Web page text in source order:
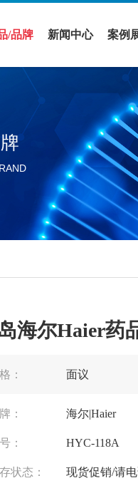
/品牌 新闻中心
公司新闻
活动展会
行业新闻
分公司新闻
案例
案例
解决
海尔Haier药
： 面议
： 海尔|Haier
： HYC-118A
状态： 现货促销/请